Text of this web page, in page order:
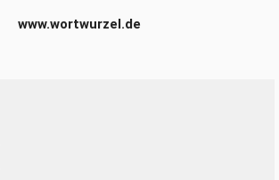
www.wortwurzel.de